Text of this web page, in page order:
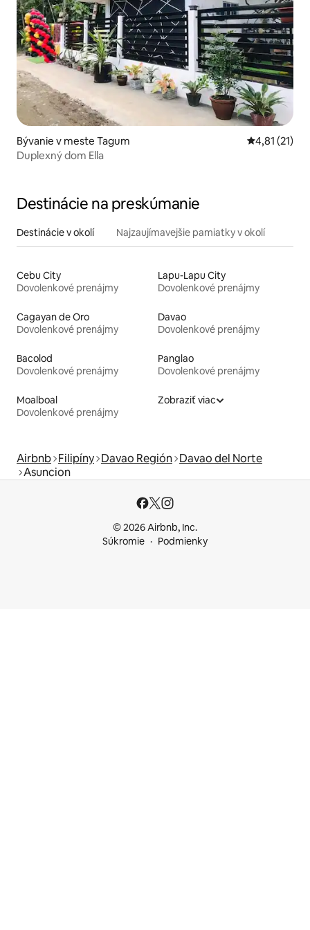
Bývanie v meste Tagum Priemerné
4,81 (21)
Duplexný dom Ella
Destinácie na preskúmanie
Destinácie v okolí Najzaujímavejšie pamiatky v okolí
Cebu City
Dovolenkové prenájmy
Lapu-Lapu City
Dovolenkové prenájmy
Cagayan de Oro
Dovolenkové prenájmy
Davao
Dovolenkové prenájmy
Bacolod
Dovolenkové prenájmy
Panglao
Dovolenkové prenájmy
Moalboal
Dovolenkové prenájmy
Zobraziť viac
Airbnb Filipíny Davao Región Davao del Norte
Asuncion
© 2026 Airbnb, Inc.
Súkromie
Podmienky